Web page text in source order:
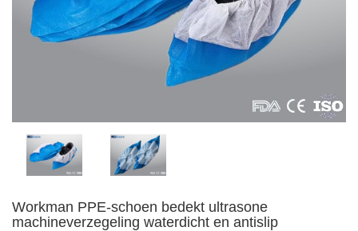
Workman PPE-schoen bedekt ultrasone
machineverzegeling waterdicht en antislip